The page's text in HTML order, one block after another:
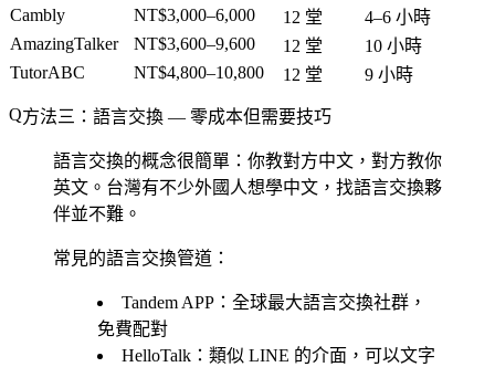
Cambly
NT$3,000–6,000 12 堂
4–6 小時
AmazingTalker
NT$3,600–9,600 12 堂
10 小時
TutorABC
NT$4,800–10,800 12 堂 9 小時
方法三：語言交換 — 零成本但需要技巧
語言交換的概念很簡單：你教對方中文，對方教你
英文。台灣有不少外國人想學中文，找語言交換夥
伴並不難。
常見的語言交換管道：
Tandem APP ：全球最大語言交換社群，
免費配對
HelloTalk ：類似 LINE 的介面，可以文字